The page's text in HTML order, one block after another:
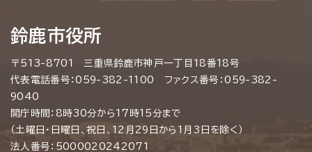
鈴鹿市役所
〒513-8701 三重県鈴鹿市神戸一丁目18番18号
代表電話番号：059-382-1100 ファクス番号：059-382-
9040
開庁時間：8時30分から17時15分まで
（土曜日・日曜日、祝日、12月29日から1月3日を除く）
法人番号：5000020242071